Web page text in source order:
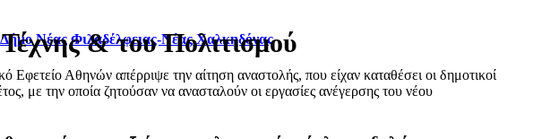
Δήμο Νέας Φιλαδέλφειας-Νέας Χαλκηδόνας
Αθηνών απέρριψε την αίτηση αναστολής, που είχαν καταθέσει οι δημοτικοί
με την οποία ζητούσαν να ανασταλούν οι εργασίες ανέγερσης του νέου
& του Πολιτισμού